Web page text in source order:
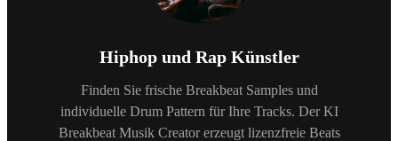
Hiphop und Rap Künstler
Finden Sie frische Breakbeat Samples und
individuelle Drum Pattern für Ihre Tracks. Der KI
Breakbeat Musik Creator erzeugt lizenzfreie Beats